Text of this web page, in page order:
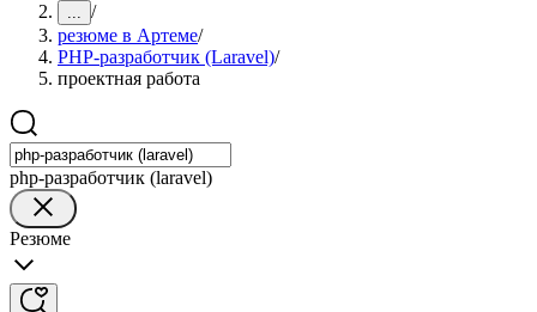
... /
резюме в Артеме/
PHP-разработчик (Laravel)/
проектная работа
php-разработчик (laravel)
Резюме